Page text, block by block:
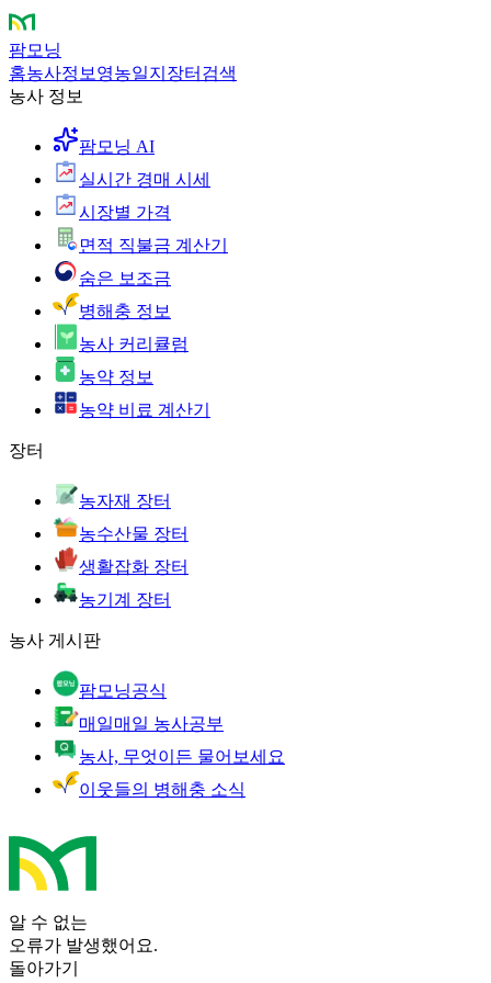
팜모닝
홈농사정보 영농일지 장터 검색
농사 정보
팜모닝 AI
실시간 경매 시세
시장별 가격
면적 직불금 계산기
숨은 보조금
병해충 정보
농사 커리큘럼
농약 정보
농약 비료 계산기
장터
농자재 장터
농수산물 장터
생활잡화 장터
농기계 장터
농사 게시판
팜모닝공식
매일매일 농사공부
농사, 무엇이든 물어보세요
이웃들의 병해충 소식
알 수 없는
오류가 발생했어요.
돌아가기